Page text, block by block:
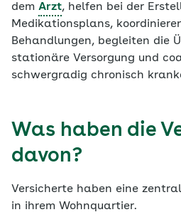
dem Arzt, helfen bei der
Medikationsplans,
Behandlungen, begleiten die
stationäre Versorgung und
schwergradig chronisch
Was haben die
davon?
Versicherte haben eine
in ihrem Wohnquartier.